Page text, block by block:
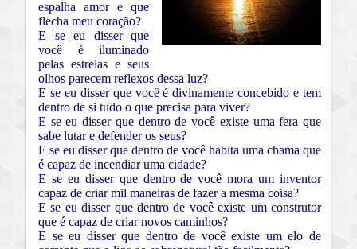
espalha amor e que
flecha meu coração?
E se eu disser que
você é iluminado
pelas estrelas e seus
olhos parecem reflexos dessa luz?
E se eu disser que você é divinamente concebido e tem
dentro de si tudo o que precisa para viver?
E se eu disser que dentro de você existe uma fera que
sabe lutar e defender os seus?
E se eu disser que dentro de você habita uma chama que
é capaz de incendiar uma cidade?
E se eu disser que dentro de você mora um inventor
capaz de criar mil maneiras de fazer a mesma coisa?
E se eu disser que dentro de você existe um construtor
que é capaz de criar novos caminhos?
E se eu disser que dentro de você existe um elo de